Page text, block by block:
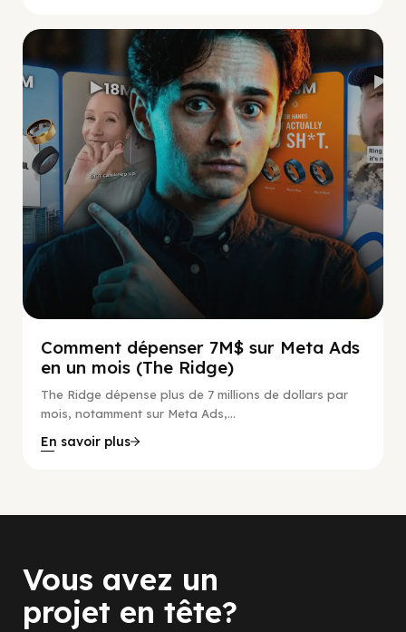
Social Scaling
Comment dépenser 7M$ sur Meta Ads
en un mois (The Ridge)
The Ridge dépense plus de 7 millions de dollars par
mois, notamment sur Meta Ads,...
En savoir plus
Vous avez un
projet en tête?